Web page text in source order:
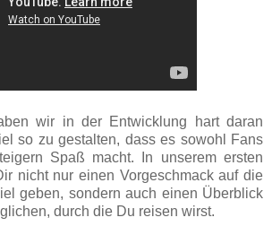
wir in der Entwicklung hart daran
so zu gestalten, dass es sowohl Fans
Spaß macht. In unserem ersten
nicht nur einen Vorgeschmack auf die
geben, sondern auch einen Überblick
durch die Du reisen wirst.